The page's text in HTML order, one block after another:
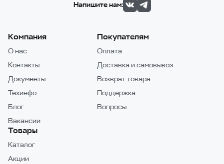
Напишите нам:
Компания
О нас
Контакты
Документы
Техинфо
Блог
Вакансии
Покупателям
Оплата
Доставка и самовывоз
Возврат товара
Поддержка
Вопросы
Товары
Каталог
Акции